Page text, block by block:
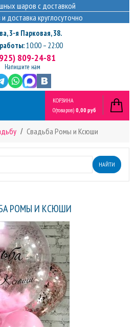
шаров с доставкой
доставка круглосуточно
,3-я Парковая, 38.
10:00 – 22:00
809-24-81
Напишите нам
КОРЗИНА
0(товаров) 0,00 руб
Свадьба Ромы и Ксюши
НАЙТИ
РОМЫ И КСЮШИ